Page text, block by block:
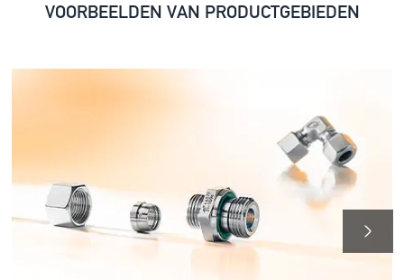
VOORBEELDEN VAN PRODUCTGEBIEDEN